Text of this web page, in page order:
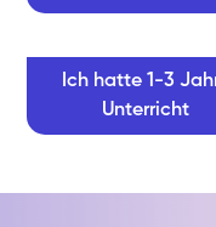
Ich hatte 1-3
Unterricht